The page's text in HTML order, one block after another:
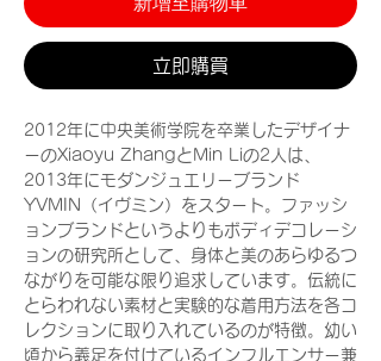
立即購買
2012年に中央美術学院を卒業したデザイナ
ーのXiaoyu ZhangとMin Liの2人は、
2013年にモダンジュエリーブランド
YVMIN（イヴミン）をスタート。ファッシ
ョンブランドというよりもボディデコレーシ
ョンの研究所として、身体と美のあらゆるつ
ながりを可能な限り追求しています。伝統に
とらわれない素材と実験的な着用方法を各コ
レクションに取り入れているのが特徴。幼い
頃から義足を付けているインフルエンサー兼